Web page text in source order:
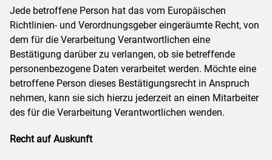
Jede betroffene Person hat das vom Europäischen
Richtlinien- und Verordnungsgeber eingeräumte Recht, von
dem für die Verarbeitung Verantwortlichen eine
Bestätigung darüber zu verlangen, ob sie betreffende
personenbezogene Daten verarbeitet werden. Möchte eine
betroffene Person dieses Bestätigungsrecht in Anspruch
nehmen, kann sie sich hierzu jederzeit an einen Mitarbeiter
des für die Verarbeitung Verantwortlichen wenden.
Recht auf Auskunft